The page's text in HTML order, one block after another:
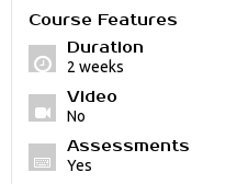
Course Features
Duration
2 weeks
Video
No
Assessments
Yes